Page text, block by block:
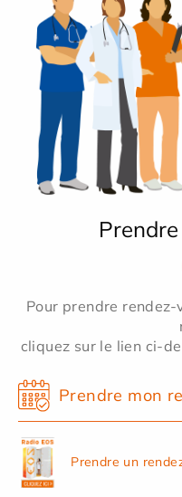
Pour prendre
cliquez sur le lien ci-
Prendre mon
Prendre un